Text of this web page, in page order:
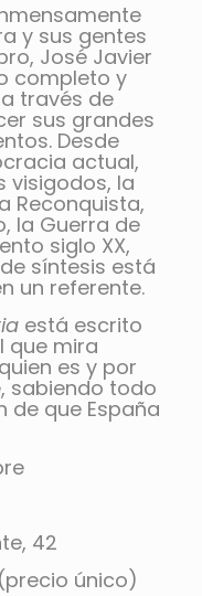
y sus gentes
José Javier
completo y
través de
sus grandes
Desde
actual,
visigodos, la
Reconquista,
la Guerra de
siglo XX,
síntesis está
un referente.
está escrito
que mira
es y por
sabiendo todo
de que España
42
único)